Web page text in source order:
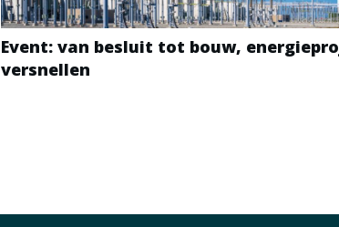
Event: van besluit tot bouw,
versnellen